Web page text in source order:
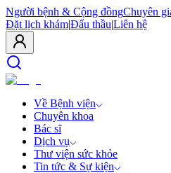
Người bệnh & Cộng đồngChuyên
Đặt lịch khám|Đấu thầu|Liên hệ
Về Bệnh viện
Chuyên khoa
Bác sĩ
Dịch vụ
Thư viện sức khỏe
Tin tức & Sự kiện